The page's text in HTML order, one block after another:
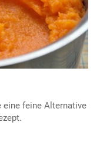
eine feine Alternative